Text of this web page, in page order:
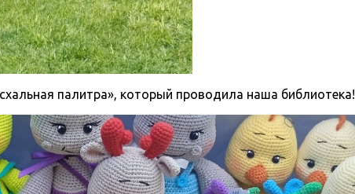
палитра», который проводила наша библиотека!